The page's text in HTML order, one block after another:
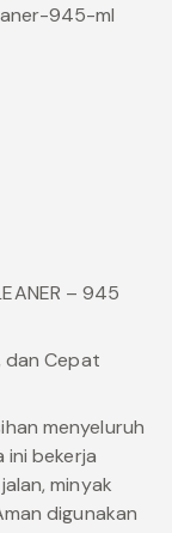
945-ml
– 945
dan Cepat
menyeluruh
bekerja
minyak
digunakan